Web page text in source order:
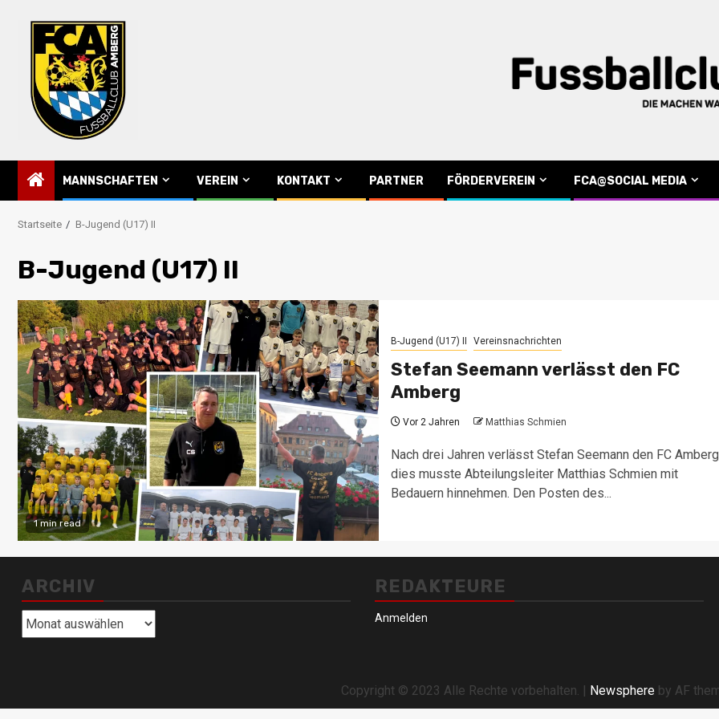
MANNSCHAFTEN VEREIN KONTAKT PARTNER FÖRDERVEREIN FCA@SOCIAL MEDIA
Startseite B-Jugend (U17) II
B-Jugend (U17) II
1 min read
B-Jugend (U17) II Vereinsnachrichten
Stefan Seemann verlässt den FC
Amberg
Vor 2 Jahren Matthias Schmien
Nach drei Jahren verlässt Stefan Seemann den FC
dies musste Abteilungsleiter Matthias Schmien mit
Bedauern hinnehmen. Den Posten des...
ARCHIV
Archiv
REDAKTEURE
Anmelden
Copyright © 2023 Alle Rechte vorbehalten. | Newsphereby AF